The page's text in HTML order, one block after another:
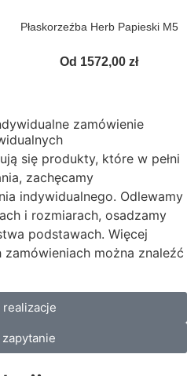
Płaskorzeźba Herb Papieski M5
Od 1572,00 zł
zamówienie
się produkty, które w pełni
zachęcamy
indywidualnego. Odlewamy
i rozmiarach, osadzamy
podstawach. Więcej
można znaleźć
realizacje